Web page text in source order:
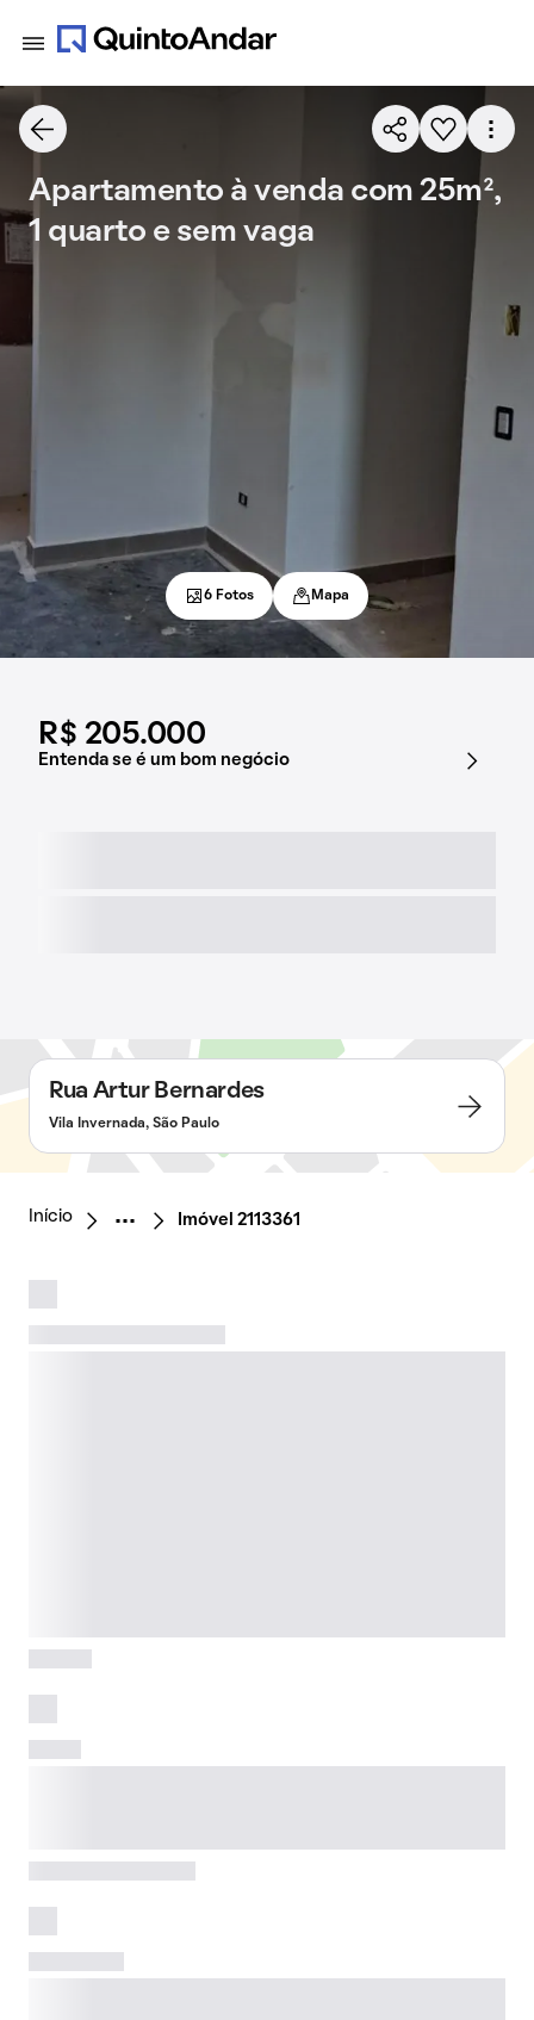
R$ 205.000
Entenda se é um bom negócio
Apartamento à venda com 25m²,
1 quarto e sem vaga
6 Fotos Mapa
Rua Artur Bernardes
Vila Invernada, São Paulo
Início Imóvel 2113361